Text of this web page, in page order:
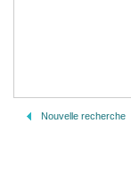
Nouvelle recherche